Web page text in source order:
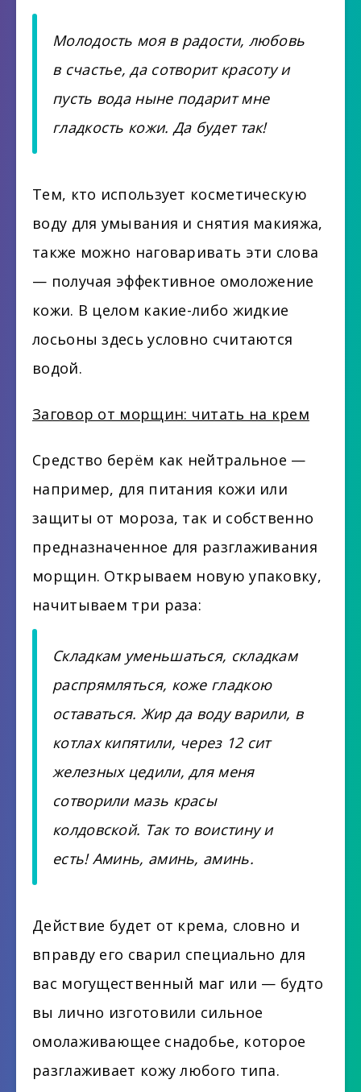
Молодость моя в радости, любовь
в счастье, да сотворит красоту и
пусть вода ныне подарит мне
гладкость кожи. Да будет так!
Тем, кто использует косметическую
воду для умывания и снятия макияжа,
также можно наговаривать эти слова
— получая эффективное омоложение
кожи. В целом какие-либо жидкие
лосьоны здесь условно считаются
водой.
Заговор от морщин: читать на крем
Средство берём как нейтральное —
например, для питания кожи или
защиты от мороза, так и собственно
предназначенное для разглаживания
морщин. Открываем новую упаковку,
начитываем три раза:
Складкам уменьшаться, складкам
распрямляться, коже гладкою
оставаться. Жир да воду варили, в
котлах кипятили, через 12 сит
железных цедили, для меня
сотворили мазь красы
колдовской. Так то воистину и
есть! Аминь, аминь, аминь.
Действие будет от крема, словно и
вправду его сварил специально для
вас могущественный маг или — будто
вы лично изготовили сильное
омолаживающее снадобье, которое
разглаживает кожу любого типа.